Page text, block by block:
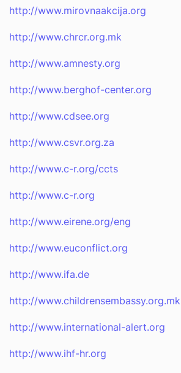
http://www.mirovnaakcija.org
http://www.chrcr.org.mk
http://www.amnesty.org
http://www.berghof-center.org
http://www.cdsee.org
http://www.csvr.org.za
http://www.c-r.org/ccts
http://www.c-r.org
http://www.eirene.org/eng
http://www.euconflict.org
http://www.ifa.de
http://www.childrensembassy.org.mk
http://www.international-alert.org
http://www.ihf-hr.org